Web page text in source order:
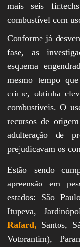
mais seis
combustível com
Conforme já
fase, as
esquema
mesmo tempo
crime, obtinha
combustíveis. O
recursos de
adulteração de
prejudicavam os
Estão sendo
apreensão em
estados: São
Itupeva,
Rafard, Santos,
Votorantim),